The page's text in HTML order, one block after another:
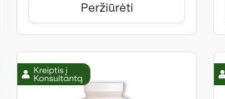
Peržiūrėti